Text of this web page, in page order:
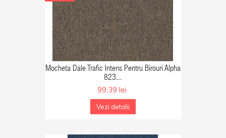
Mocheta Dale Trafic Intens Pentru Birouri Alpha
823...
99,39 lei
Vezi detalii